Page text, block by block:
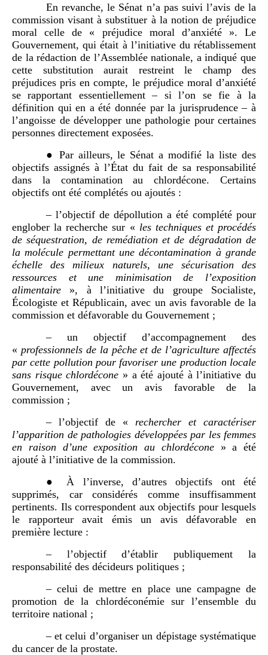
En revanche, le Sénat n’a pas suivi l’avis de la
commission visant à substituer à la notion de préjudice
moral celle de « préjudice moral d’anxiété ». Le
Gouvernement, qui était à l’initiative du rétablissement
de la rédaction de l’Assemblée nationale, a indiqué que
cette substitution aurait restreint le champ des
préjudices pris en compte, le préjudice moral d’anxiété
se rapportant essentiellement – si l’on se fie à la
définition qui en a été donnée par la jurisprudence – à
l’angoisse de développer une pathologie pour certaines
personnes directement exposées.
● Par ailleurs, le Sénat a modifié la liste des
objectifs assignés à l’État du fait de sa responsabilité
dans la contamination au chlordécone. Certains
objectifs ont été complétés ou ajoutés :
– l’objectif de dépollution a été complété pour
englober la recherche sur « les techniques et procédés
de séquestration, de remédiation et de dégradation de
la molécule permettant une décontamination à grande
échelle des milieux naturels, une sécurisation des
ressources et une minimisation de l’exposition
alimentaire », à l’initiative du groupe Socialiste,
Écologiste et Républicain, avec un avis favorable de la
commission et défavorable du Gouvernement ;
– un objectif d’accompagnement des
« professionnels de la pêche et de l’agriculture affectés
par cette pollution pour favoriser une production locale
sans risque chlordécone » a été ajouté à l’initiative du
Gouvernement, avec un avis favorable de la
commission ;
– l’objectif de « rechercher et caractériser
l’apparition de pathologies développées par les femmes
en raison d’une exposition au chlordécone» a été
ajouté à l’initiative de la commission.
● À l’inverse, d’autres objectifs ont été
supprimés, car considérés comme insuffisamment
pertinents. Ils correspondent aux objectifs pour lesquels
le rapporteur avait émis un avis défavorable en
première lecture :
– l’objectif d’établir publiquement la
responsabilité des décideurs politiques ;
– celui de mettre en place une campagne de
promotion de la chlordéconémie sur l’ensemble du
territoire national ;
– et celui d’organiser un dépistage systématique
du cancer de la prostate.